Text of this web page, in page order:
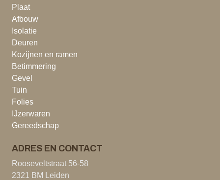
Plaat
Afbouw
Isolatie
Deuren
Kozijnen en ramen
Betimmering
Gevel
Tuin
Folies
IJzerwaren
Gereedschap
ADRES EN CONTACT
Rooseveltstraat 56-58
2321 BM Leiden